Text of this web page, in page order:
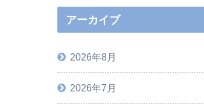
アーカイブ
2026年8月
2026年7月